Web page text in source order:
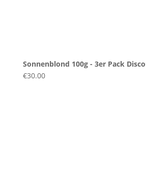
Sonnenblond 100g - 3er Pack
€30.00